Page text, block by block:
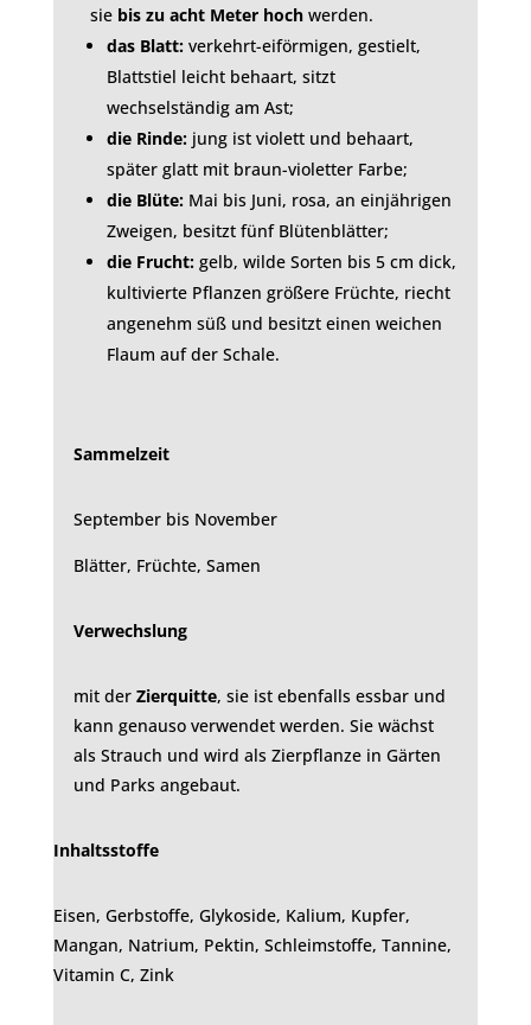
sie bis zu acht Meter hochwerden.
das Blatt:verkehrt-eiförmigen, gestielt,
Blattstiel leicht behaart, sitzt
wechselständig am Ast;
die Rinde:jung ist violett und behaart,
später glatt mit braun-violetter Farbe;
die Blüte:Mai bis Juni, rosa, an einjährigen
Zweigen, besitzt fünf Blütenblätter;
die Frucht:gelb, wilde Sorten bis 5 cm dick,
kultivierte Pflanzen größere Früchte, riecht
angenehm süß und besitzt einen weichen
Flaum auf der Schale.
Sammelzeit
September bis November
Blätter, Früchte, Samen
Verwechslung
mit der Zierquitte, sie ist ebenfalls essbar und
kann genauso verwendet werden. Sie wächst
als Strauch und wird als Zierpflanze in Gärten
und Parks angebaut.
Inhaltsstoffe
Eisen, Gerbstoffe, Glykoside, Kalium, Kupfer,
Mangan, Natrium, Pektin, Schleimstoffe, Tannine,
Vitamin C, Zink